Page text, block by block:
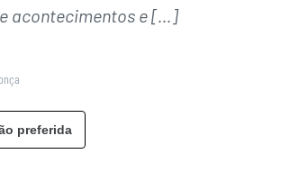
acontecimentos e […]
preferida